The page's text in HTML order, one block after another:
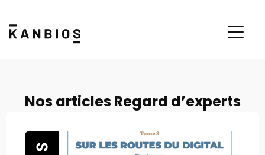
Nos articles Regard d’experts